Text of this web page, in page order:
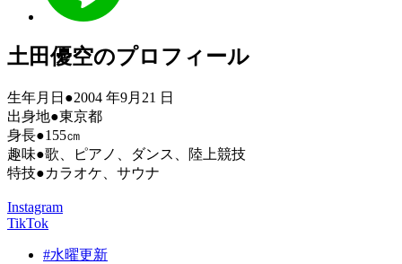
土田優空のプロフィール
生年月日●2004 年9月21 日
出身地●東京都
身長●155㎝
趣味●歌、ピアノ、ダンス、陸上競技
特技●カラオケ、サウナ
Instagram
TikTok
#水曜更新